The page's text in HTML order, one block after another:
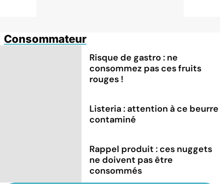
Consommateur
Risque de gastro : ne
consommez pas ces fruits
rouges !
Listeria : attention à ce beurre
contaminé
Rappel produit : ces nuggets
ne doivent pas être
consommés